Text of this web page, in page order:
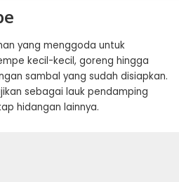
yang menggoda untuk
kecil-kecil, goreng hingga
sambal yang sudah disiapkan.
sebagai lauk pendamping
hidangan lainnya.